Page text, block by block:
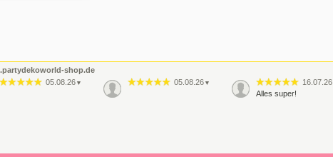
shop.de
05.08.26 ▼ 05.08.26 ▼ 16.07.26
Alles super!